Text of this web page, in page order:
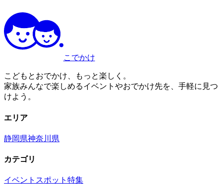
こでかけ
こどもとおでかけ、もっと楽しく。
家族みんなで楽しめるイベントやおでかけ先を、手軽に見つ
けよう。
エリア
静岡県神奈川県
カテゴリ
イベント スポット 特集